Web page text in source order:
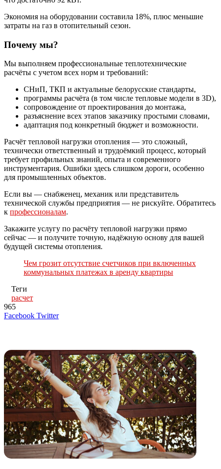
Экономия на оборудовании составила 18%, плюс меньшие
затраты на газ в отопительный сезон.
Почему мы?
Мы выполняем профессиональные теплотехнические
расчёты с учетом всех норм и требований:
СНиП, ТКП и актуальные белорусские стандарты,
программы расчёта (в том числе тепловые модели в 3D),
сопровождение от проектирования до монтажа,
разъяснение всех этапов заказчику простыми словами,
адаптация под конкретный бюджет и возможности.
Расчёт тепловой нагрузки отопления — это сложный,
технически ответственный и трудоёмкий процесс, который
требует профильных знаний, опыта и современного
инструментария. Ошибки здесь слишком дороги, особенно
для промышленных объектов.
Если вы — снабженец, механик или представитель
технической службы предприятия — не рискуйте. Обратитесь
к профессионалам.
Закажите услугу по расчёту тепловой нагрузки прямо
сейчас — и получите точную, надёжную основу для вашей
будущей системы отопления.
Чем грозит отсутствие счетчиков при включенных
коммунальных платежах в аренду квартиры
Теги
расчет
965
Facebook TwitterLinkedIn
Tumblr
Reddit
Вконтакте
Одноклассники
Skype
Messenger
Messenger
WhatsApp
Telegram
Viber
Line
Поделиться
Печатать